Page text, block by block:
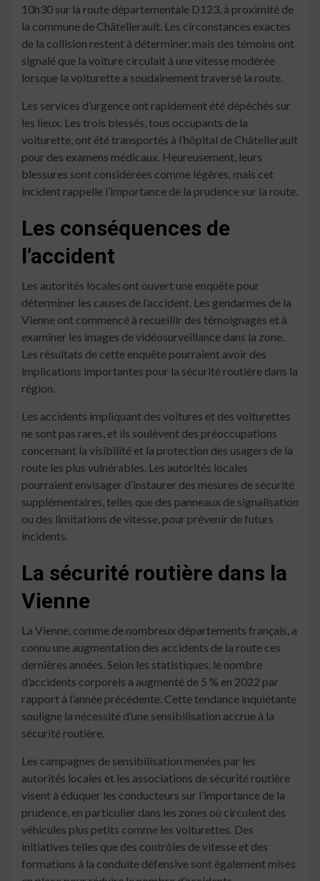
10h30 sur la route départementale D123, à proximité de
la commune de Châtellerault. Les circonstances exactes
de la collision restent à déterminer, mais des témoins ont
signalé que la voiture circulait à une vitesse modérée
lorsque la voiturette a soudainement traversé la route.
Les services d’urgence ont rapidement été dépêchés sur
les lieux. Les trois blessés, tous occupants de la
voiturette, ont été transportés à l’hôpital de Châtellerault
pour des examens médicaux. Heureusement, leurs
blessures sont considérées comme légères, mais cet
incident rappelle l’importance de la prudence sur la route.
Les conséquences de
l’accident
Les autorités locales ont ouvert une enquête pour
déterminer les causes de l’accident. Les gendarmes de la
Vienne ont commencé à recueillir des témoignages et à
examiner les images de vidéosurveillance dans la zone.
Les résultats de cette enquête pourraient avoir des
implications importantes pour la sécurité routière dans la
région.
Les accidents impliquant des voitures et des voiturettes
ne sont pas rares, et ils soulèvent des préoccupations
concernant la visibilité et la protection des usagers de la
route les plus vulnérables. Les autorités locales
pourraient envisager d’instaurer des mesures de sécurité
supplémentaires, telles que des panneaux de signalisation
ou des limitations de vitesse, pour prévenir de futurs
incidents.
La sécurité routière dans la
Vienne
La Vienne, comme de nombreux départements français, a
connu une augmentation des accidents de la route ces
dernières années. Selon les statistiques, le nombre
d’accidents corporels a augmenté de 5 % en 2022 par
rapport à l’année précédente. Cette tendance inquiétante
souligne la nécessité d’une sensibilisation accrue à la
sécurité routière.
Les campagnes de sensibilisation menées par les
autorités locales et les associations de sécurité routière
visent à éduquer les conducteurs sur l’importance de la
prudence, en particulier dans les zones où circulent des
véhicules plus petits comme les voiturettes. Des
initiatives telles que des contrôles de vitesse et des
formations à la conduite défensive sont également mises